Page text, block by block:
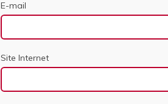
E-mail
Site Internet